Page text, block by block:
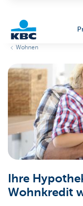
Particulieren
Wohnen
Ihre
Wohnkredit